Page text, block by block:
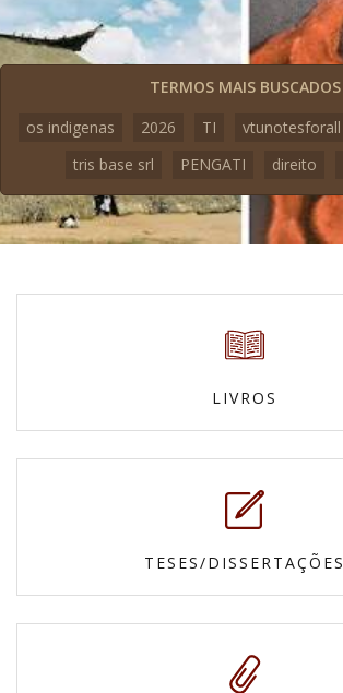
TERMOS MAIS BUSCADOS
os indigenas
2026 TI vtunotesforall
tris base srl
PENGATI direito
LIVROS
TESES/DISSERTAÇÕES